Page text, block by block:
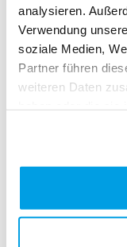
analysieren.
Verwendung
soziale Medien,
Partner führen
weiteren Daten